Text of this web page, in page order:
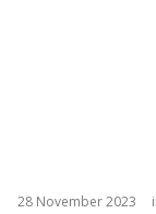
28 November 2023